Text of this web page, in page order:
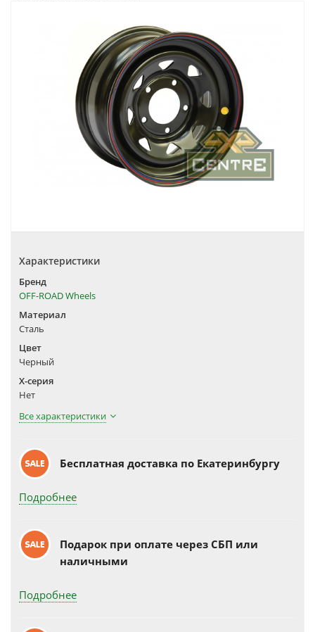
Характеристики
Бренд
OFF-ROAD Wheels
Материал
Сталь
Цвет
Черный
X-серия
Нет
Все характеристики
Бесплатная доставка по Екатеринбургу
Подробнее
Подарок при оплате через СБП или
наличными
Подробнее